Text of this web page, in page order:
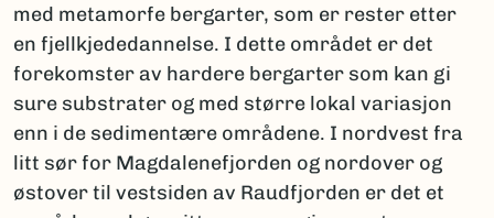
med metamorfe bergarter, som er rester etter
en fjellkjededannelse. I dette området er det
forekomster av hardere bergarter som kan gi
sure substrater og med større lokal variasjon
enn i de sedimentære områdene. I nordvest fra
litt sør for Magdalenefjorden og nordover og
østover til vestsiden av Raudfjorden er det et